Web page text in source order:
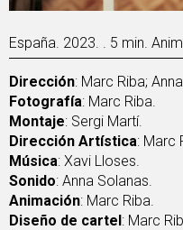
España. 2023. . 5 min.
Dirección: Marc Riba;
Fotografía: Marc Riba.
Montaje: Sergi Martí.
Dirección Artística: Marc
Música: Xavi Lloses.
Sonido: Anna Solanas.
Animación: Marc Riba.
Diseño de cartel: Marc